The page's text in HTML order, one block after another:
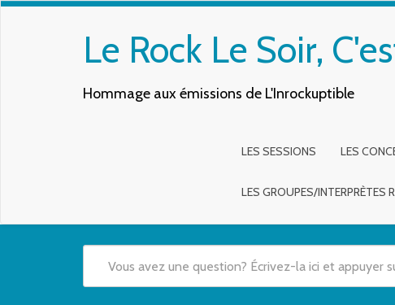
Le Rock Le Soir,
Hommage aux émissions de L'Inrockuptible
LES SESSIONS LES
LES GROUPES/INTERPRÈTES